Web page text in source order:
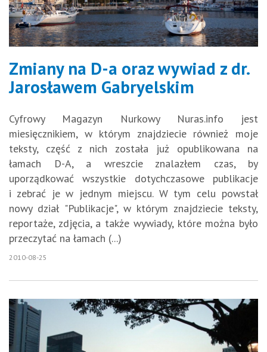
Zmiany na D-a oraz wywiad z dr.
Jarosławem Gabryelskim
Cyfrowy Magazyn Nurkowy Nuras.info jest
miesięcznikiem, w którym znajdziecie również moje
teksty, część z nich została już opublikowana na
łamach D-A, a wreszcie znalazłem czas, by
uporządkować wszystkie dotychczasowe publikacje
i zebrać je w jednym miejscu. W tym celu powstał
nowy dział "Publikacje", w którym znajdziecie teksty,
reportaże, zdjęcia, a także wywiady, które można było
przeczytać na łamach (...)
2010-08-25